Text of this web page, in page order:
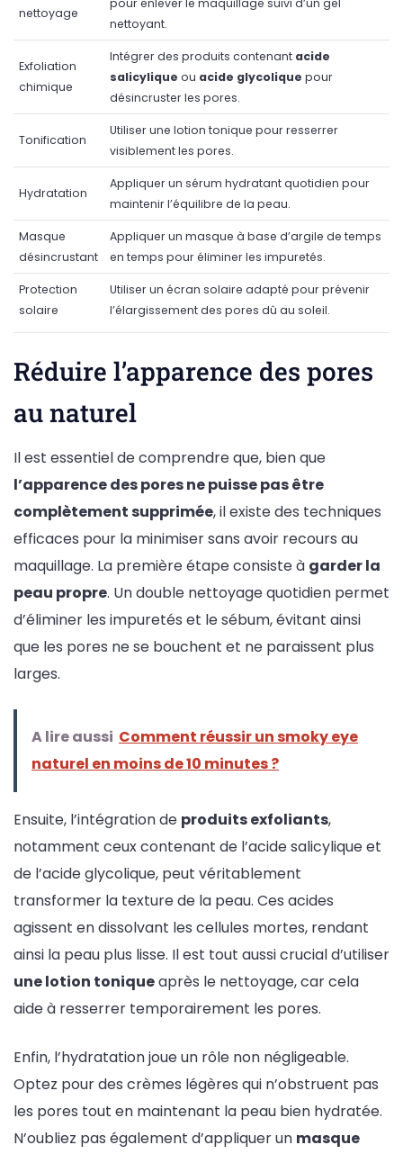
nettoyage
pour enlever le maquillage suivi d’un gel
nettoyant.
Exfoliation
chimique
Intégrer des produits contenant acide
salicylique ou acide glycolique pour
désincruster les pores.
Tonification
Utiliser une lotion tonique pour resserrer
visiblement les pores.
Hydratation
Appliquer un sérum hydratant quotidien pour
maintenir l’équilibre de la peau.
Masque
désincrustant
Appliquer un masque à base d’argile de temps
en temps pour éliminer les impuretés.
Protection
solaire
Utiliser un écran solaire adapté pour prévenir
l’élargissement des pores dû au soleil.
Réduire l’apparence des pores
au naturel
Il est essentiel de comprendre que, bien que
l’apparence des pores ne puisse pas être
complètement supprimée, il existe des techniques
efficaces pour la minimiser sans avoir recours au
maquillage. La première étape consiste à garder la
peau propre. Un double nettoyage quotidien permet
d’éliminer les impuretés et le sébum, évitant ainsi
que les pores ne se bouchent et ne paraissent plus
larges.
A lire aussi Comment réussir un smoky eye
naturel en moins de 10 minutes ?
Ensuite, l’intégration de produits exfoliants,
notamment ceux contenant de l’acide salicylique et
de l’acide glycolique, peut véritablement
transformer la texture de la peau. Ces acides
agissent en dissolvant les cellules mortes, rendant
ainsi la peau plus lisse. Il est tout aussi crucial d’utiliser
une lotion toniqueaprès le nettoyage, car cela
aide à resserrer temporairement les pores.
Enfin, l’hydratation joue un rôle non négligeable.
Optez pour des crèmes légères qui n’obstruent pas
les pores tout en maintenant la peau bien hydratée.
N’oubliez pas également d’appliquer un masque